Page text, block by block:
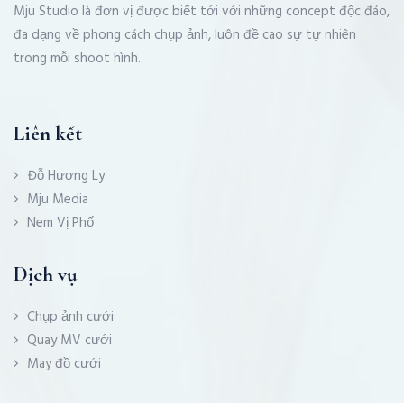
Mju Studio là đơn vị được biết tới với những concept độc đáo,
đa dạng về phong cách chụp ảnh, luôn đề cao sự tự nhiên
trong mỗi shoot hình.
Liên kết
Đỗ Hương Ly
Mju Media
Nem Vị Phố
Dịch vụ
Chụp ảnh cưới
Quay MV cưới
May đồ cưới